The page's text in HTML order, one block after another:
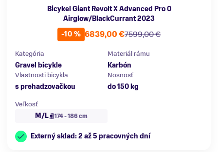
Bicykel Giant Revolt X Advanced Pro 0
Airglow/BlackCurrant 2023
-10 %
7599,00 €
6839,00 €
Kategória
Gravel bicykle
Materiál rámu
Karbón
Vlastnosti bicykla
s prehadzovačkou
Nosnosť
do 150 kg
Veľkosť
M/L
174 - 186 cm
Externý sklad: 2 až 5 pracovných dní